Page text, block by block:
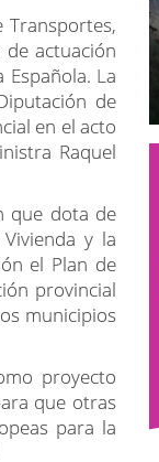
actuación
La
de
en el acto
Raquel
que dota de
y la
el Plan de
provincial
municipios
proyecto
que otras
para la